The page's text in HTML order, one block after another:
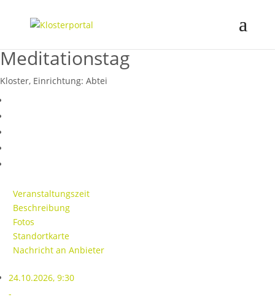
Meditationstag
Kloster, Einrichtung: Abtei
Veranstaltungszeit
Beschreibung
Fotos
Standortkarte
Nachricht an Anbieter
24.10.2026, 9:30
-